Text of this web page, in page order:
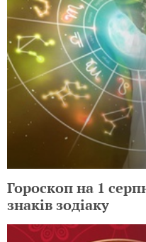
Гороскоп на 1
знаків зодіаку